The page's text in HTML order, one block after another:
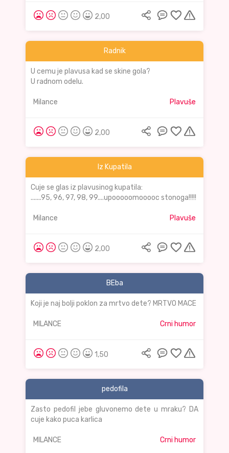
2,00
Radnik
U cemu je plavusa kad se skine gola?
U radnom odelu.
Milance Plavuše
2,00
Iz Kupatila
Cuje se glas iz plavusinog kupatila:
.......95, 96, 97, 98, 99....upooooomooooc stonoga!!!!!
Milance Plavuše
2,00
BEba
Koji je naj bolji poklon za mrtvo dete? MRTVO MACE
MILANCE Crni humor
1,50
pedofila
Zasto pedofil jebe gluvonemo dete u mraku? DA
cuje kako puca karlica
MILANCE Crni humor